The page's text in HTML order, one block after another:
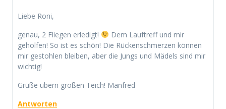
Liebe Roni,
genau, 2 Fliegen erledigt!
Dem Lauftreff und mir
geholfen! So ist es schön! Die Rückenschmerzen können
mir gestohlen bleiben, aber die Jungs und Mädels sind mir
wichtig!
Grüße übern großen Teich! Manfred
Antworten